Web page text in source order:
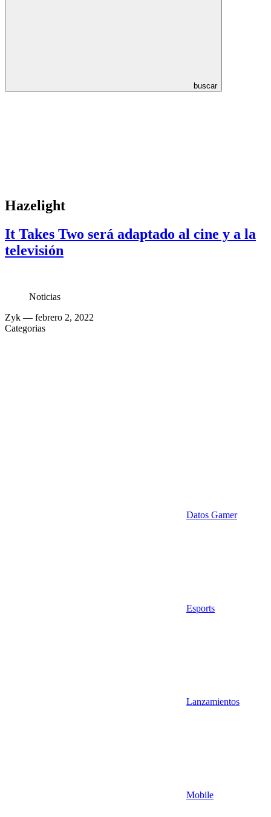
buscar
Hazelight
It Takes Two será adaptado al cine y a la
televisión
Noticias
Zyk — febrero 2, 2022
Categorias
Datos Gamer
Esports
Lanzamientos
Mobile